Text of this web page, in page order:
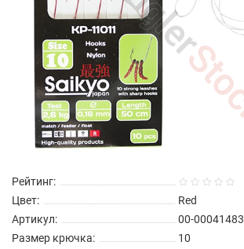
Рейтинг:
Цвет:
Red
Артикул:
00-00041483
Размер крючка:
10